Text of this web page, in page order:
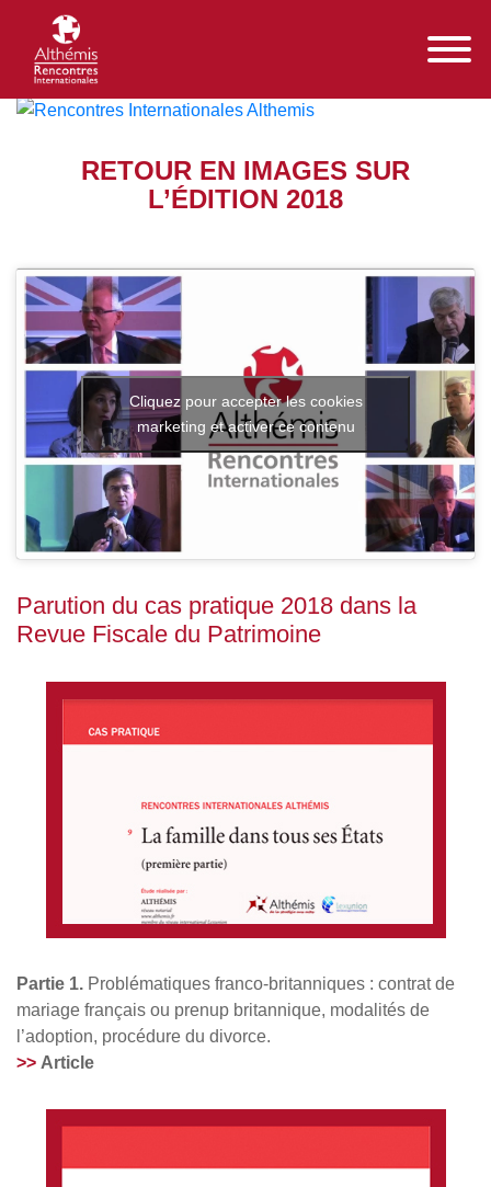
RETOUR EN IMAGES SUR
L’ÉDITION 2018
Cliquez pour accepter les cookies
marketing et activer ce contenu
Parution du cas pratique 2018 dans la
Revue Fiscale du Patrimoine
Partie 1. Problématiques franco-britanniques : contrat de
mariage français ou prenup britannique, modalités de
l’adoption, procédure du divorce.
>> Article